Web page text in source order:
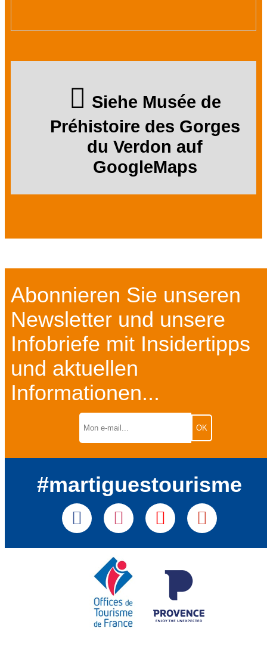
Siehe Musée de
Préhistoire des Gorges
du Verdon auf
GoogleMaps
Abonnieren Sie unseren
Newsletter und unsere
Infobriefe mit Insidertipps
und aktuellen
Informationen...
#martiguestourisme